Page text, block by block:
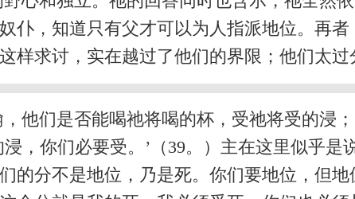
仆，知道只有父才可以为人指派地位。再
样求讨，实在越过了他们的界限；他们太过
他们是否能喝祂将喝的杯，受祂将受的浸
，你们必要受。’（39。）主在这里似乎是
的分不是地位，乃是死。你们要地位，但